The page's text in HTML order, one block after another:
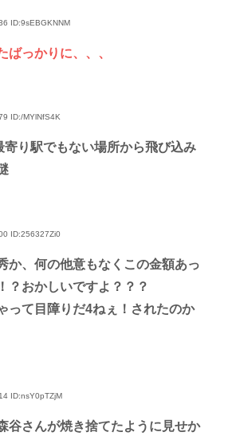
ID:9sEBGKNNM
ばっかりに、、、
ID:/MYlNfS4K
寄り駅でもない場所から飛び込み
ID:256327Zi0
か、何の他意もなくこの金額あっ
？おかしいですよ？？？
って目障りだ4ねぇ！されたのか
ID:nsY0pTZjM
谷さんが焼き捨てたように見せか